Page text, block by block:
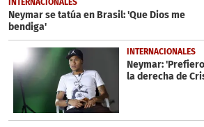
INTERNACIONALES
Neymar se tatúa en Brasil: 'Que Dios me
bendiga'
INTERNACIONALES
Neymar:
la derecha de